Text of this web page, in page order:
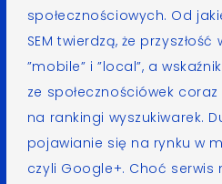
społecznościowych. Od
SEM twierdzą, że
”mobile” i ”local”, a
ze społecznościówek
na rankingi wyszukiwarek.
pojawianie się na rynku w
czyli Google+. Choć serwis